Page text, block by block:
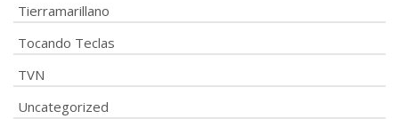
Tierramarillano
Tocando Teclas
TVN
Uncategorized